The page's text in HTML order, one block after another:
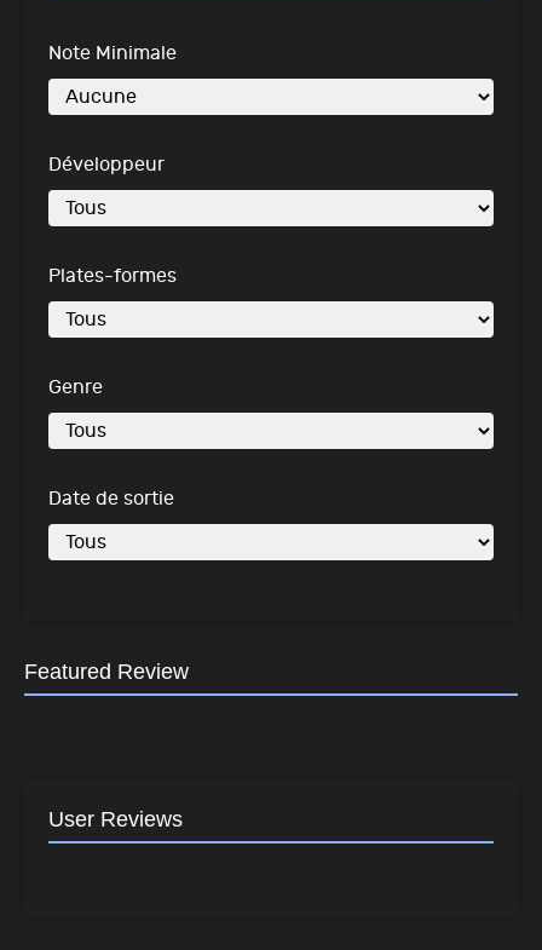
Note Minimale
Développeur
Plates-formes
Genre
Date de sortie
Featured Review
User Reviews